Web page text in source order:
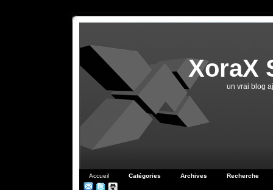
XoraX
un vrai blog
Accueil Catégories Archives Recherche